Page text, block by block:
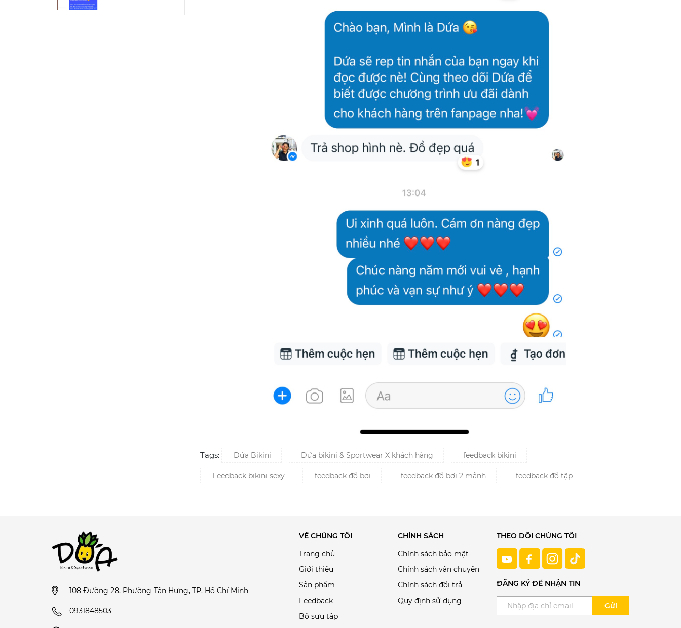
Tags: Dứa Bikini Dứa bikini & Sportwear X khách hàng feedback bikini
Feedback bikini sexy feedback đồ bơi feedback đồ bơi 2 mảnh feedback đồ tập
108 Đường 28, Phường Tân Hưng, TP. Hồ Chí Minh
0931848503
VỀ CHÚNG TÔI
Trang chủ
Giới thiệu
Sản phẩm
Feedback
Bộ sưu tập
CHÍNH SÁCH
Chính sách bảo mật
Chính sách vận chuyển
Chính sách đổi trả
Quy định sử dụng
THEO DÕI CHÚNG TÔI
ĐĂNG KÝ ĐỂ NHẬN TIN
Gửi